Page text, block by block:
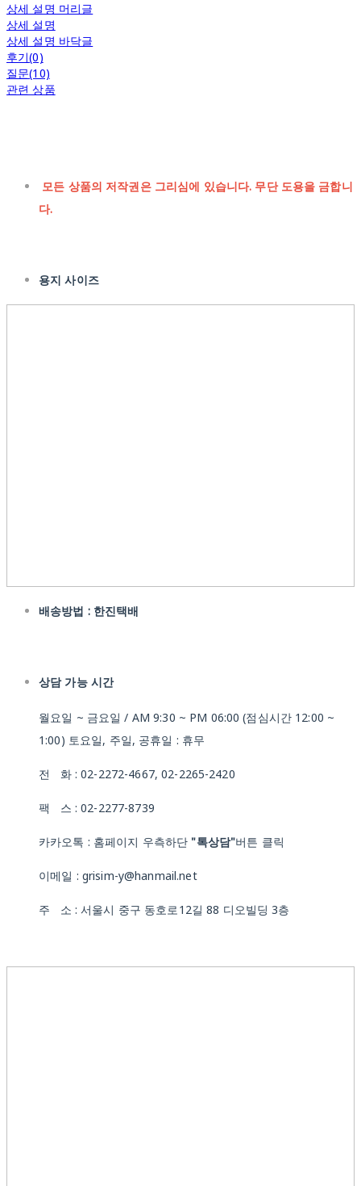
상세 설명 머리글
상세 설명
상세 설명 바닥글
후기(0)
질문(10)
관련 상품
모든 상품의 저작권은 그리심에 있습니다. 무단 도용을 금합니
다.
용지 사이즈
배송방법 : 한진택배
상담 가능 시간
월요일 ~ 금요일 / AM 9:30 ~ PM 06:00 (점심시간 12:00 ~
1:00) 토요일, 주일, 공휴일 : 휴무
전 화 : 02-2272-4667, 02-2265-2420
팩 스 : 02-2277-8739
카카오톡 : 홈페이지 우측하단 "톡상담"버튼 클릭
이메일 : grisim-y@hanmail.net
주 소 : 서울시 중구 동호로12길 88 디오빌딩 3층